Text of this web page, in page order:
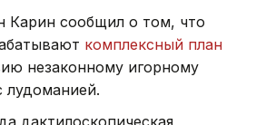
Карин сообщил о том, что
комплексный план
незаконному игорному
лудоманией.
дактилоскопическая